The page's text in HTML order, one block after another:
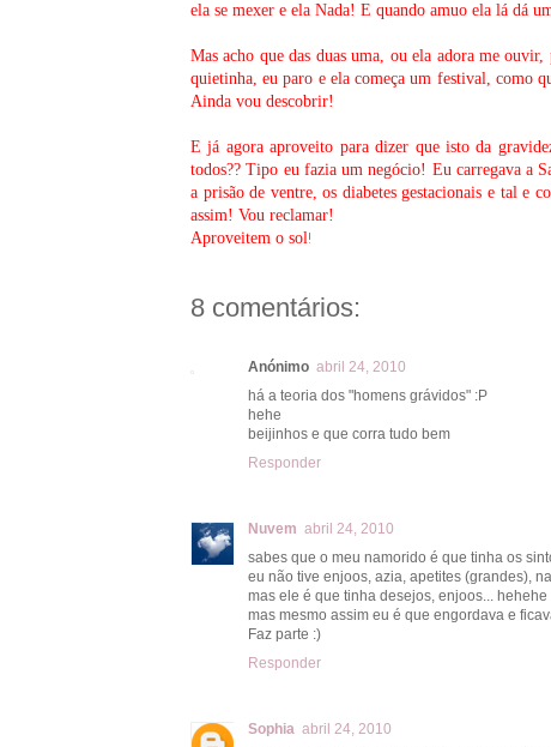
ela se mexer e ela Nada! E quando amuo ela lá dá
Mas acho que das duas uma, ou ela adora me
quietinha, eu paro e ela começa um festival, como
Ainda vou descobrir!
E já agora aproveito para dizer que isto da
todos?? Tipo eu fazia um negócio! Eu carregava a
a prisão de ventre, os diabetes gestacionais e tal e
assim! Vou reclamar!
Aproveitem o sol!
8 comentários:
Anónimo abril 24, 2010
há a teoria dos "homens grávidos" :P
hehe
beijinhos e que corra tudo bem
Responder
Nuvem abril 24, 2010
sabes que o meu namorido é que tinha os
eu não tive enjoos, azia, apetites (grandes),
mas ele é que tinha desejos, enjoos... hehehe
mas mesmo assim eu é que engordava e
Faz parte :)
Responder
Sophia abril 24, 2010